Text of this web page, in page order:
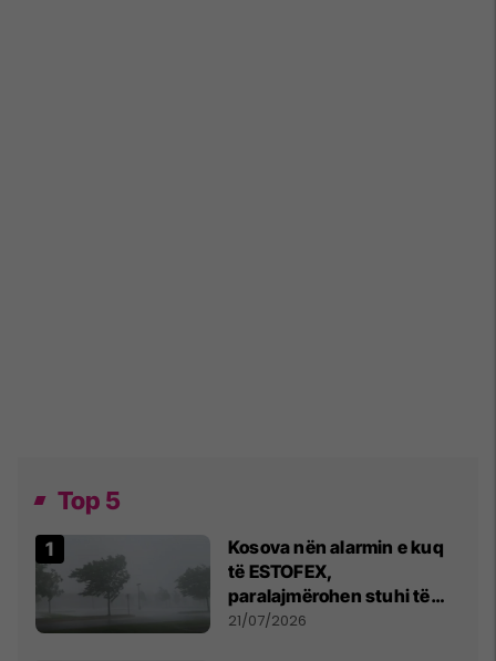
Top 5
Kosova nën alarmin e kuq
të ESTOFEX,
paralajmërohen stuhi të
fuqishme me breshër dhe
21/07/2026